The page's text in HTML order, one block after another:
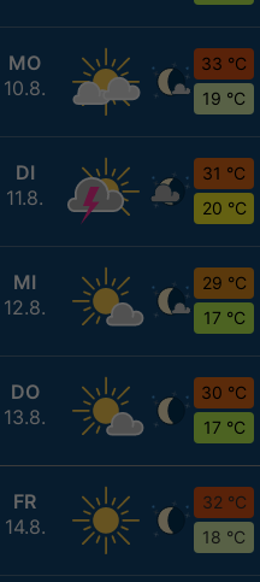
MO
10.8.
33 °C
19 °C
DI
11.8.
31 °C
20 °C
MI
12.8.
29 °C
17 °C
DO
13.8.
30 °C
17 °C
FR
14.8.
32 °C
18 °C